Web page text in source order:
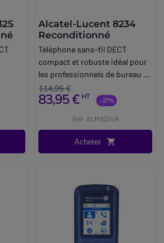
Alcatel-Lucent 8234
Reconditionné
Téléphone sans-fil DECT
compact et robuste idéal pour
les professionnels de bureau et
les industriels.
114,95 €
83,95 € HT -27%
Réf: ALM8234R
Acheter